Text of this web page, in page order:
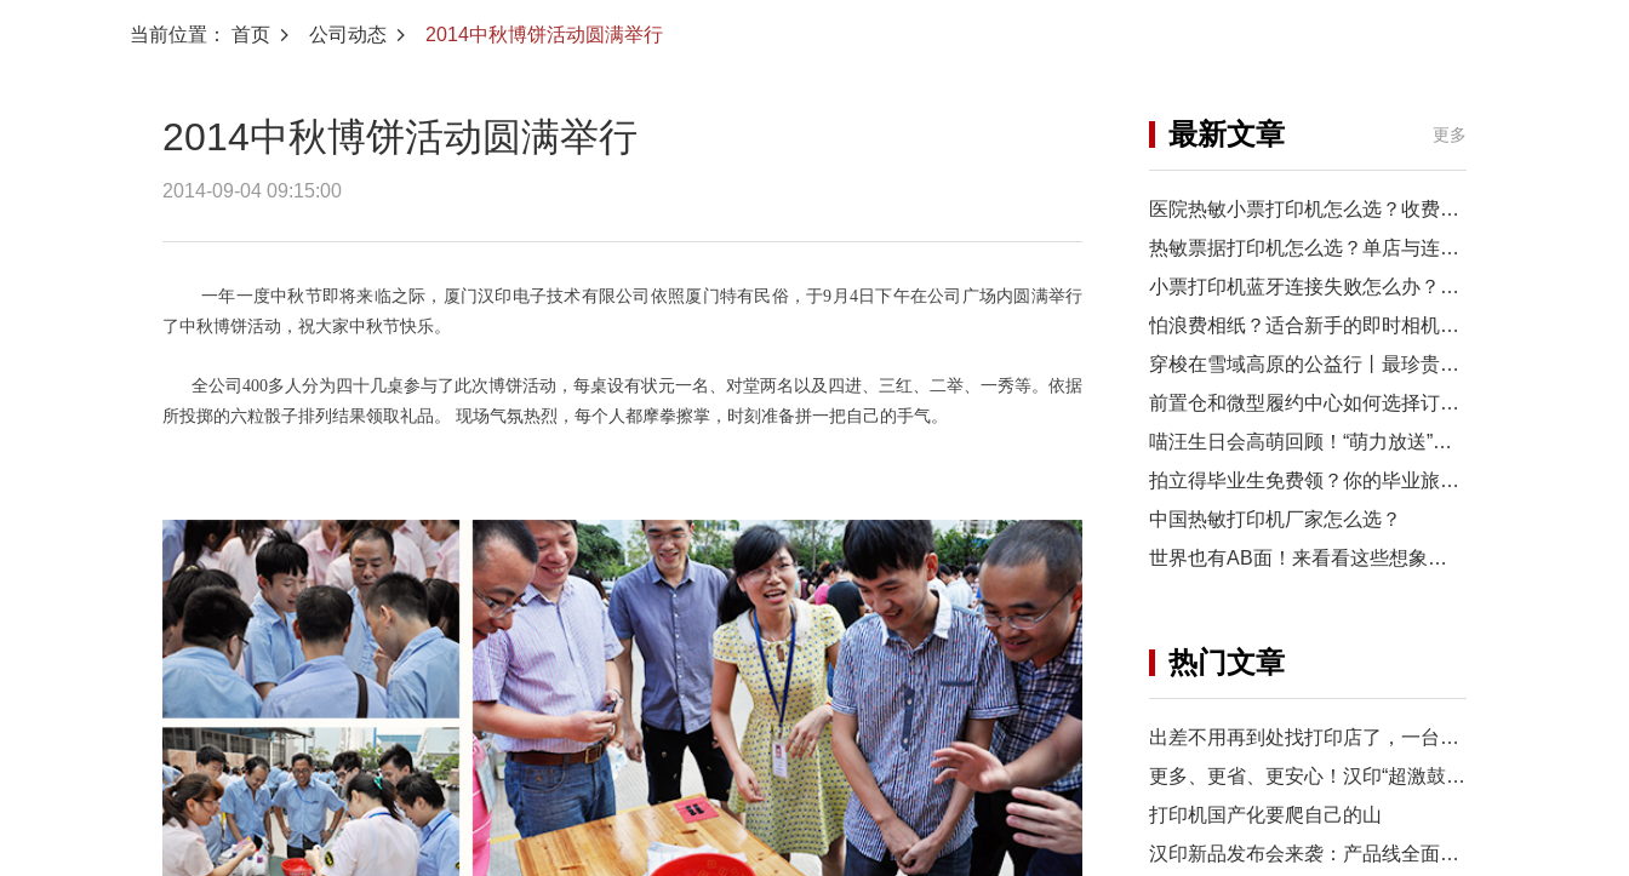
3D打印
当前位置： 首页 公司动态 2014中秋博饼活动圆满举行
2014中秋博饼活动圆满举行
2014-09-04 09:15:00
一年一度中秋节即将来临之际，厦门汉印电子技术有限公司依照厦门特有民俗，于9月4日下午在公司广场内圆满举行
了中秋博饼活动，祝大家中秋节快乐。
全公司400多人分为四十几桌参与了此次博饼活动，每桌设有状元一名、对堂两名以及四进、三红、二举、一秀等。依据
所投掷的六粒骰子排列结果领取礼品。 现场气氛热烈，每个人都摩拳擦掌，时刻准备拼一把自己的手气。
最新文章 更多
医院热敏小票打印机怎么选？收费窗口、药房以及诊室选型指南
热敏票据打印机怎么选？单店与连锁门店选型对比
小票打印机蓝牙连接失败怎么办？从配对到断连7步排查
怕浪费相纸？适合新手的即时相机推荐
穿梭在雪域高原的公益行丨最珍贵的“礼物”，是让孩子看见远方
前置仓和微型履约中心如何选择订单小票打印机？
喵汪生日会高萌回顾！“萌力放送”请查收~
拍立得毕业生免费领？你的毕业旅行照，也有机会上「三影堂」影展了！
中国热敏打印机厂家怎么选？
世界也有AB面！来看看这些想象力拉满的拍立得作品~
热门文章
出差不用再到处找打印店了，一台汉印MT800便携A4打印机全搞定
更多、更省、更安心！汉印“超激鼓”激光打印机行业创新方案媒体沙龙圆满收官
打印机国产化要爬自己的山
汉印新品发布会来袭：产品线全面升级，打印方阵再添新成员